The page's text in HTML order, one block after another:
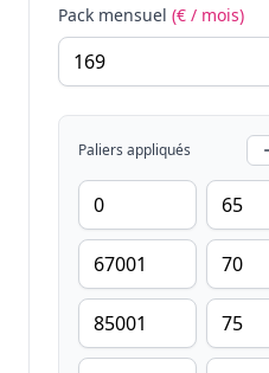
Pack mensuel (€ / mois)
Paliers appliqués